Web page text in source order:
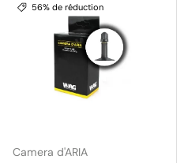
56% de réduction
Camera d'ARIA